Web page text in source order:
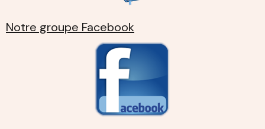
Notre groupe Facebook